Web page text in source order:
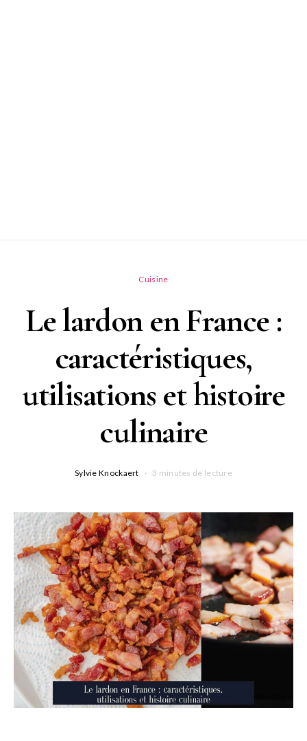
Cuisine
Le lardon en France :
caractéristiques,
utilisations et histoire
culinaire
Sylvie Knockaert 3 minutes de lecture